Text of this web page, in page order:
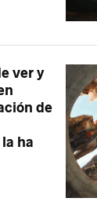
ver y
de
ha